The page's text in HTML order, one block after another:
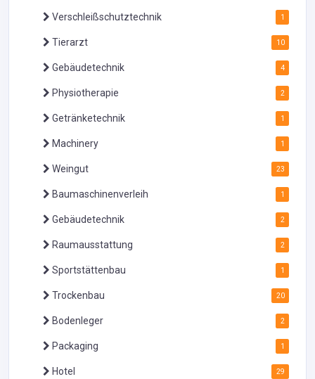
Verschleißschutztechnik 1
Tierarzt 10
Gebäudetechnik 4
Physiotherapie 2
Getränketechnik 1
Machinery 1
Weingut 23
Baumaschinenverleih 1
Gebäudetechnik 2
Raumausstattung 2
Sportstättenbau 1
Trockenbau 20
Bodenleger 2
Packaging 1
Hotel 29